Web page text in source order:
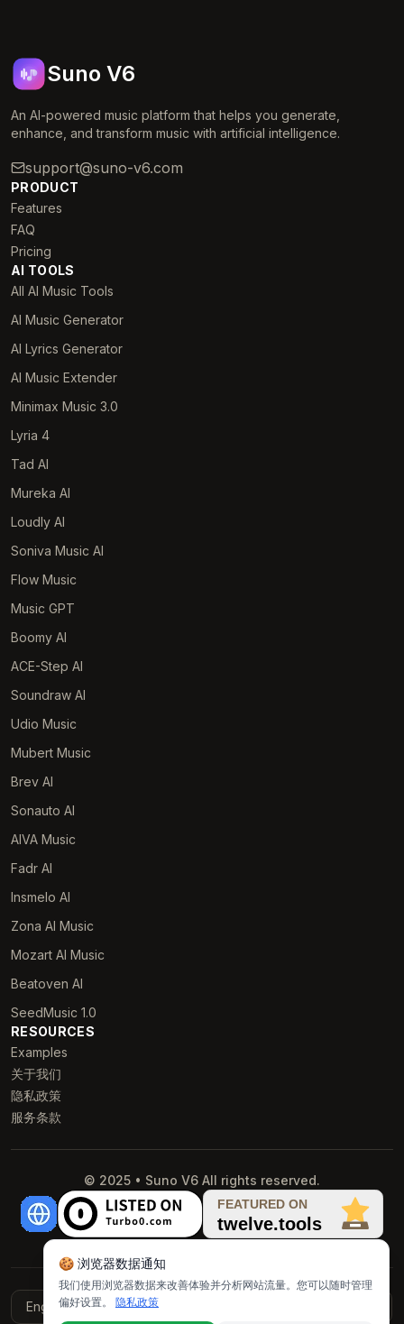
Suno V6
An AI-powered music platform that helps you generate,
enhance, and transform music with artificial intelligence.
support@suno-v6.com
PRODUCT
Features
FAQ
Pricing
AI TOOLS
All AI Music Tools
AI Music Generator
AI Lyrics Generator
AI Music Extender
Minimax Music 3.0
Lyria 4
Tad AI
Mureka AI
Loudly AI
Soniva Music AI
Flow Music
Music GPT
Boomy AI
ACE-Step AI
Soundraw AI
Udio Music
Mubert Music
Brev AI
Sonauto AI
AIVA Music
Fadr AI
Insmelo AI
Zona AI Music
Mozart AI Music
Beatoven AI
SeedMusic 1.0
RESOURCES
Examples
关于我们
隐私政策
服务条款
© 2025 • Suno V6 All rights reserved.
English Français
🍪 浏览器数据通知
我们使用浏览器数据来改善体验并分析网站流量。您可以随时管理
偏好设置。
隐私政策